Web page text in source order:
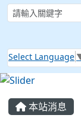
Select Language
本站消息